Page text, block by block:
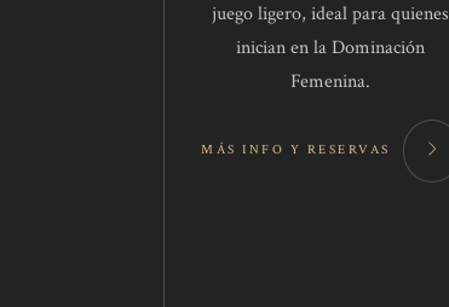
juego ligero, ideal para quienes
inician en la Dominación
Femenina.
MÁS INFO Y RESERVAS